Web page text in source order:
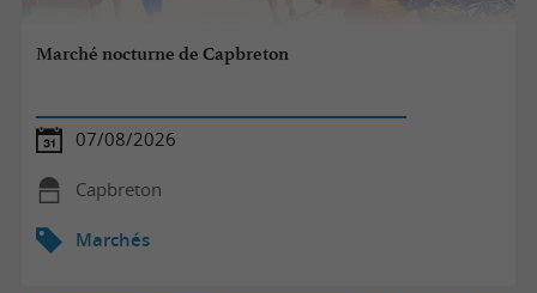
Marché nocturne de Capbreton
07/08/2026
Capbreton
Marchés